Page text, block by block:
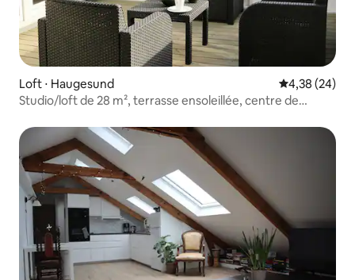
Loft ⋅ Haugesund Évaluation
4,38 (24)
Studio/loft de 28 m², terrasse ensoleillée, centre de